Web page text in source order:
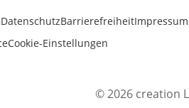
DatenschutzBarrierefreiheitImpressum
Cookie-Einstellungen
© 2026 creation L